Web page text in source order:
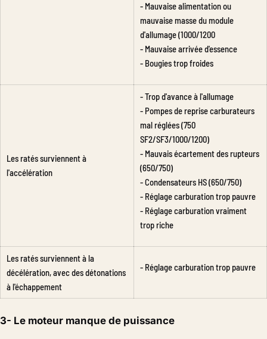
- Mauvaise alimentation ou
mauvaise masse du module
d'allumage (1000/1200
- Mauvaise arrivée d'essence
- Bougies trop froides
Les ratés surviennent à
l'accélération
- Trop d'avance à l'allumage
- Pompes de reprise carburateurs
mal réglées (750
SF2/SF3/1000/1200)
- Mauvais écartement des rupteurs
(650/750)
- Condensateurs HS (650/750)
- Réglage carburation trop pauvre
- Réglage carburation vraiment
trop riche
Les ratés surviennent à la
décélération, avec des détonations
à l'échappement
- Réglage carburation trop pauvre
3- Le moteur manque de puissance